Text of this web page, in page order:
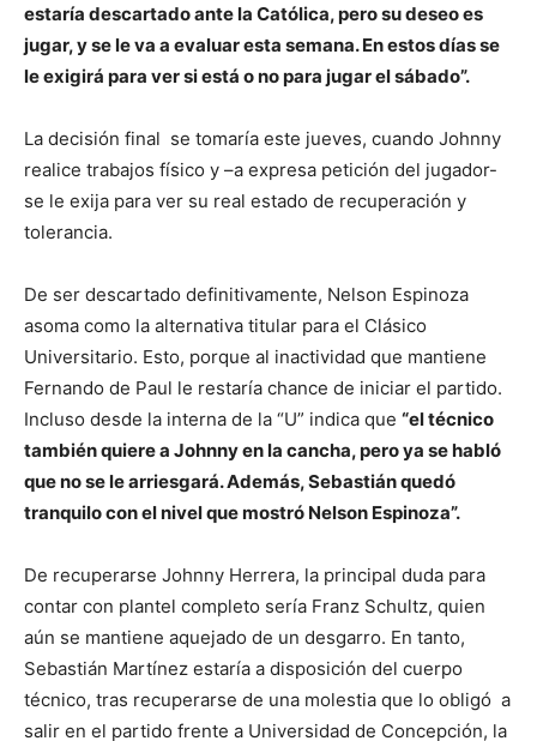
estaría descartado ante la Católica, pero su deseo es
jugar, y se le va a evaluar esta semana. En estos días se
le exigirá para ver si está o no para jugar el sábado”.
La decisión final se tomaría este jueves, cuando Johnny
realice trabajos físico y –a expresa petición del jugador-
se le exija para ver su real estado de recuperación y
tolerancia.
De ser descartado definitivamente, Nelson Espinoza
asoma como la alternativa titular para el Clásico
Universitario. Esto, porque al inactividad que mantiene
Fernando de Paul le restaría chance de iniciar el partido.
Incluso desde la interna de la “U” indica que “el técnico
también quiere a Johnny en la cancha, pero ya se habló
que no se le arriesgará. Además, Sebastián quedó
tranquilo con el nivel que mostró Nelson Espinoza”.
De recuperarse Johnny Herrera, la principal duda para
contar con plantel completo sería Franz Schultz, quien
aún se mantiene aquejado de un desgarro. En tanto,
Sebastián Martínez estaría a disposición del cuerpo
técnico, tras recuperarse de una molestia que lo obligó a
salir en el partido frente a Universidad de Concepción, la